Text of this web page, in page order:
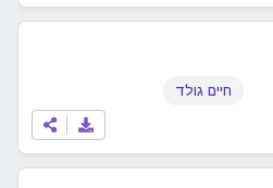
חיים גולד